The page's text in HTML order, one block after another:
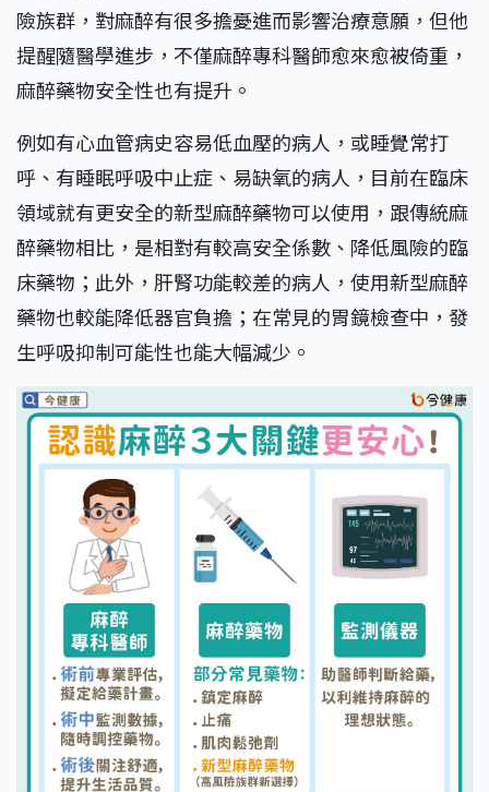
險族群，對麻醉有很多擔憂進而影響治療意願，但他
提醒隨醫學進步，不僅麻醉專科醫師愈來愈被倚重，
麻醉藥物安全性也有提升。
例如有心血管病史容易低血壓的病人，或睡覺常打
呼、有睡眠呼吸中止症、易缺氧的病人，目前在臨床
領域就有更安全的新型麻醉藥物可以使用，跟傳統麻
醉藥物相比，是相對有較高安全係數、降低風險的臨
床藥物；此外，肝腎功能較差的病人，使用新型麻醉
藥物也較能降低器官負擔；在常見的胃鏡檢查中，發
生呼吸抑制可能性也能大幅減少。